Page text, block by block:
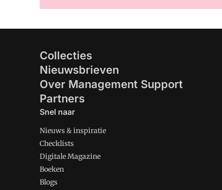
Collecties
Nieuwsbrieven
Over Management Support
Partners
Snel naar
Nieuws & inspiratie
Checklists
Digitale Magazine
Boeken
Blogs